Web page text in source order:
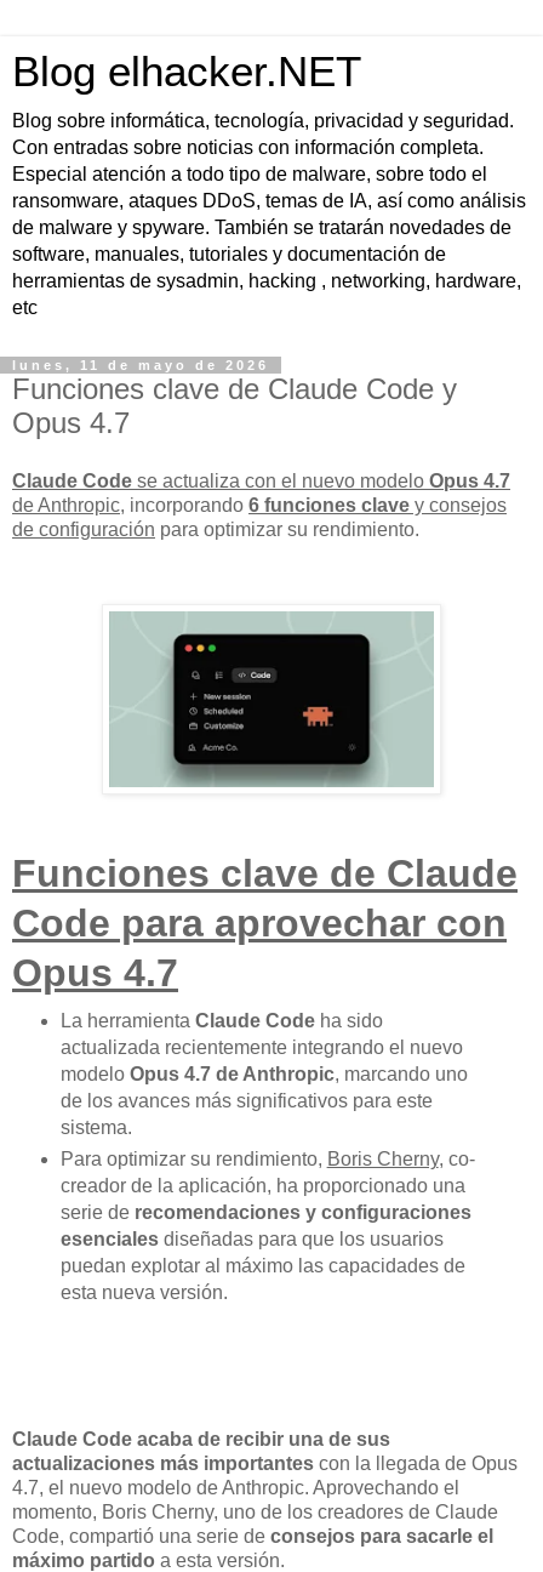
Blog elhacker.NET
Blog sobre informática, tecnología, privacidad y seguridad.
Con entradas sobre noticias con información completa.
Especial atención a todo tipo de malware, sobre todo el
ransomware, ataques DDoS, temas de IA, así como análisis
de malware y spyware. También se tratarán novedades de
software, manuales, tutoriales y documentación de
herramientas de sysadmin, hacking , networking, hardware,
etc
lunes, 11 de mayo de 2026
Funciones clave de Claude Code y
Opus 4.7
Claude Code se actualiza con el nuevo modelo Opus 4.7
de Anthropic, incorporando 6 funciones clave y consejos
de configuración para optimizar su rendimiento.
Funciones clave de Claude
Code para aprovechar con
Opus 4.7
La herramienta Claude Codeha sido
actualizada recientemente integrando el nuevo
modelo Opus 4.7 de Anthropic, marcando uno
de los avances más significativos para este
sistema.
Para optimizar su rendimiento, Boris Cherny, co-
creador de la aplicación, ha proporcionado una
serie de recomendaciones y configuraciones
esencialesdiseñadas para que los usuarios
puedan explotar al máximo las capacidades de
esta nueva versión.
Claude Code acaba de recibir una de sus
actualizaciones más importantes con la llegada de Opus
4.7, el nuevo modelo de Anthropic. Aprovechando el
momento, Boris Cherny, uno de los creadores de Claude
Code, compartió una serie de consejos para sacarle el
máximo partido a esta versión.